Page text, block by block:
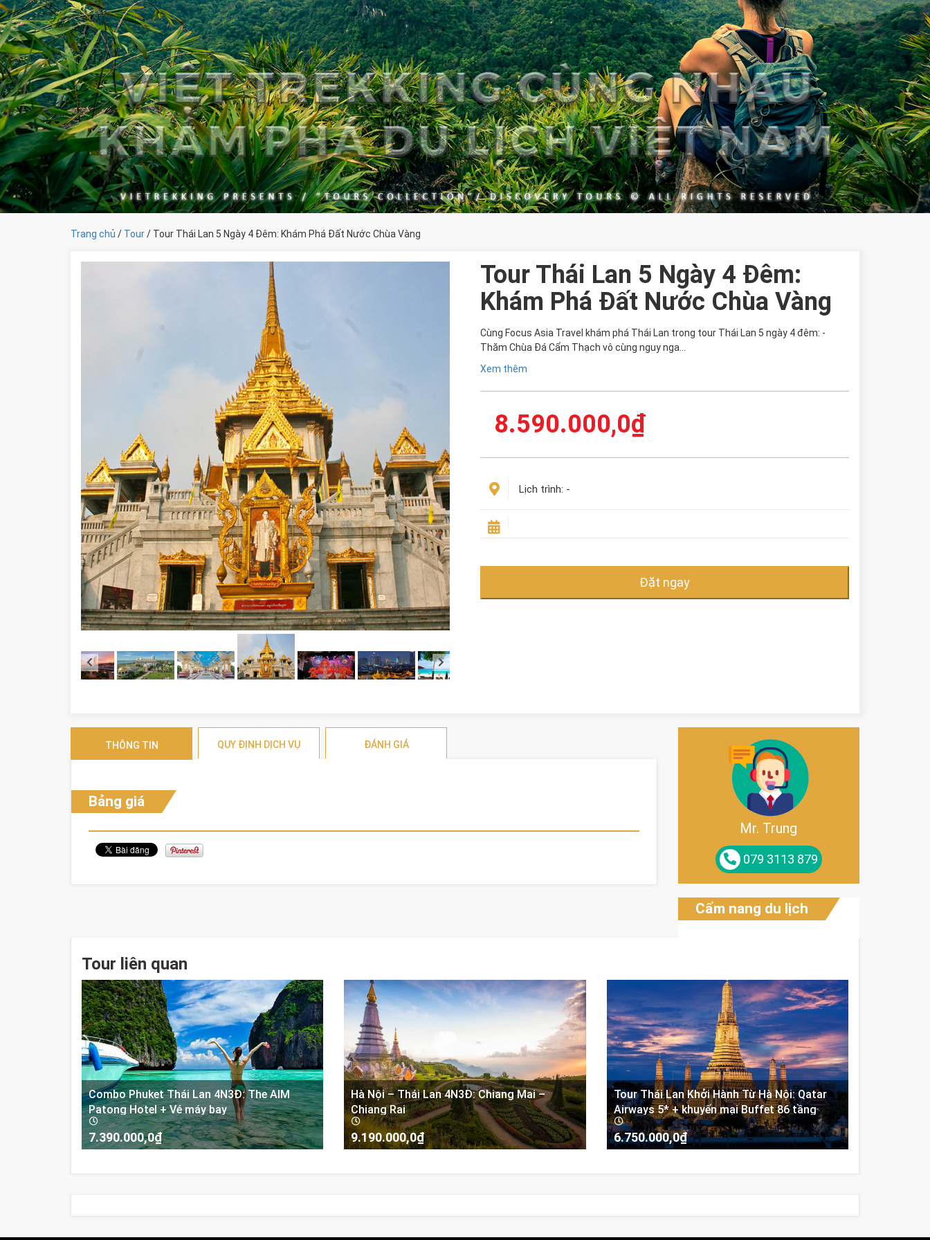
Trang chủ / Tour/ Tour Thái Lan 5 Ngày 4 Đêm: Khám Phá Đất Nước Chùa Vàng
Tour Thái Lan 5 Ngày 4 Đêm:
Khám Phá Đất Nước Chùa Vàng
Cùng Focus Asia Travel khám phá Thái Lan trong tour Thái Lan 5 ngày 4 đêm: -
Thăm Chùa Đá Cẩm Thạch vô cùng nguy nga…
Xem thêm
8.590.000,0₫
Lịch trình: -
Đặt ngay
THÔNG TIN QUY ĐỊNH DỊCH VỤ ĐÁNH GIÁ
Bảng giá
Mr. Trung
079 3113 879
Cẩm nang du lịch
Tour liên quan
Combo Phuket Thái Lan 4N3Đ: The AIM
Patong Hotel + Vé máy bay
7.390.000,0₫
Hà Nội – Thái Lan 4N3Đ: Chiang Mai –
Chiang Rai
9.190.000,0₫
Tour Thái Lan Khởi Hành Từ Hà Nội: Qatar
Airways 5* + khuyến mại Buffet 86 tầng
Giá
gốc
6.750.000,0₫Giá
hiện